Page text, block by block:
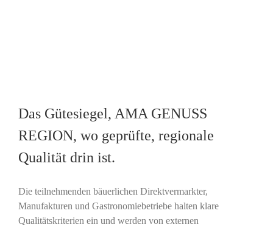
Das Gütesiegel, AMA GENUSS
REGION, wo geprüfte, regionale
Qualität drin ist.
Die teilnehmenden bäuerlichen Direktvermarkter,
Manufakturen und Gastronomiebetriebe halten klare
Qualitätskriterien ein und werden von externen